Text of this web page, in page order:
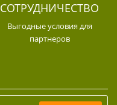
СОТРУДНИЧЕСТВО
Выгодные условия для
партнеров